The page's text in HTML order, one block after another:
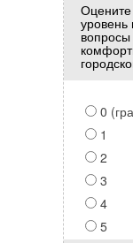
уровень
0
1
2
3
4
5